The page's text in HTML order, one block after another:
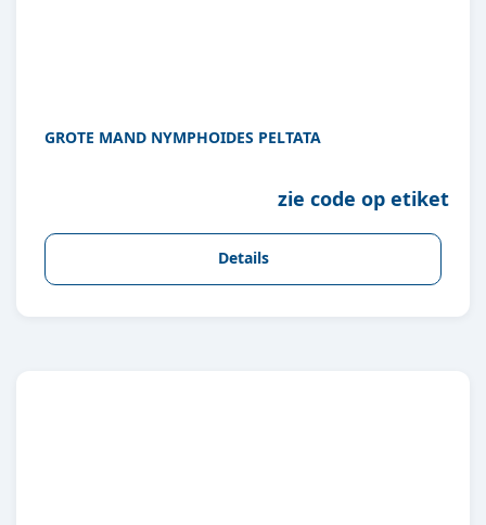
GROTE MAND NYMPHOIDES PELTATA
zie code op etiket
Details